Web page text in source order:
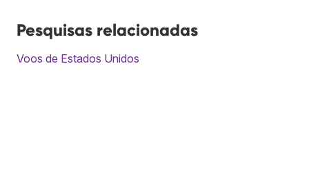
Pesquisas relacionadas
Voos de Estados Unidos